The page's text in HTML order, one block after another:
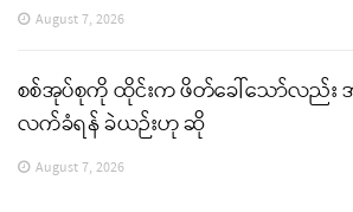
August 7, 2026
စစ်အုပ်စုကို ထိုင်းက ဖိတ်ခေါ်သော်လည်
လက်ခံရန် ခဲယဉ်းဟု ဆို
August 7, 2026